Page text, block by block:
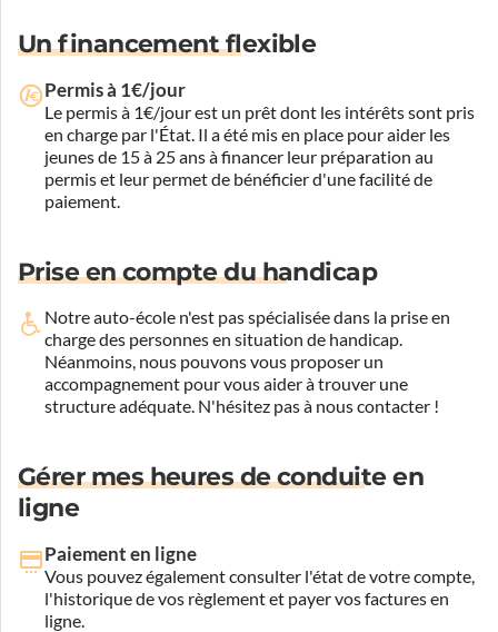
Un financement flexible
Permis à 1€/jour
Le permis à 1€/jour est un prêt dont les intérêts sont pris
en charge par l'État. Il a été mis en place pour aider les
jeunes de 15 à 25 ans à financer leur préparation au
permis et leur permet de bénéficier d'une facilité de
paiement.
Prise en compte du handicap
Notre auto-école n'est pas spécialisée dans la prise en
charge des personnes en situation de handicap.
Néanmoins, nous pouvons vous proposer un
accompagnement pour vous aider à trouver une
structure adéquate. N'hésitez pas à nous contacter !
Gérer mes heures de conduite en
ligne
Paiement en ligne
Vous pouvez également consulter l'état de votre compte,
l'historique de vos règlement et payer vos factures en
ligne.